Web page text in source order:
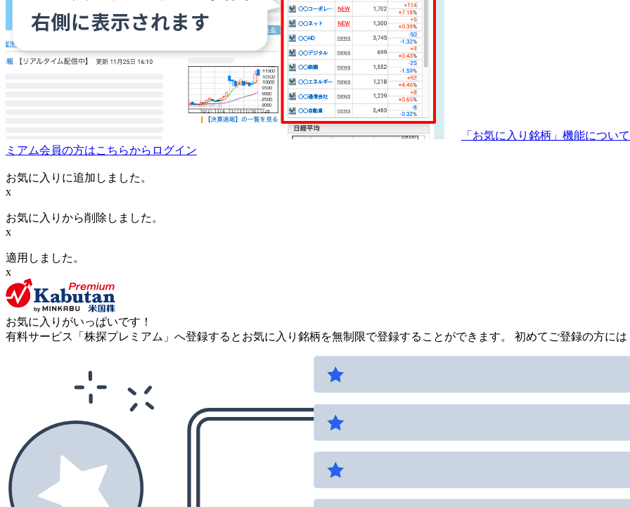
「お気に入り銘柄」機能につい
ミアム会員の方はこちらからログイン
お気に入りに追加しました。
x
お気に入りから削除しました。
x
適用しました。
x
お気に入りがいっぱいです！
有料サービス「株探プレミアム」へ登録するとお気に入り銘柄を無制限で登録することができます。 初めてご登録の方に